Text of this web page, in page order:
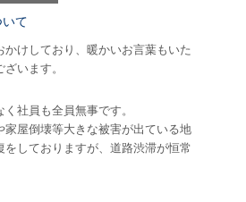
て
かけしており、暖かいお言葉もいた
います。
社員も全員無事です。
家屋倒壊等大きな被害が出ている地
をしておりますが、道路渋滞が恒常